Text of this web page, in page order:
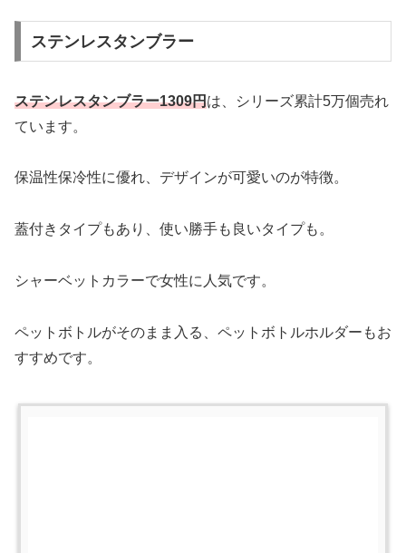
ステンレスタンブラー
ステンレスタンブラー1309円は、シリーズ累計5万個売れ
ています。
保温性保冷性に優れ、デザインが可愛いのが特徴。
蓋付きタイプもあり、使い勝手も良いタイプも。
シャーベットカラーで女性に人気です。
ペットボトルがそのまま入る、ペットボトルホルダーもお
すすめです。